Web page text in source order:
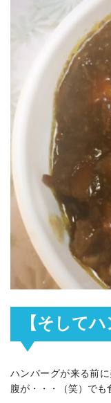
【そして
ハンバーグが来る前
腹が・・・（笑）でも